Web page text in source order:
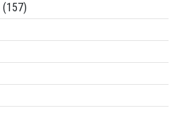
(157)